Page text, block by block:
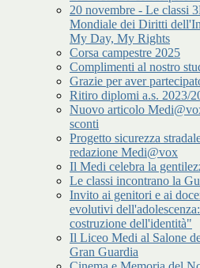
20 novembre - Le classi
Mondiale dei Diritti
My Day, My Rights
Corsa campestre 2025
Complimenti al nostro
Grazie per aver
Ritiro diplomi a.s. 2023/
Nuovo articolo
sconti
Progetto sicurezza
redazione Medi@vox
Il Medi celebra la
Le classi incontrano la
Invito ai genitori e ai
evolutivi
costruzione dell'identità"
Il Liceo Medi al Salone
Gran Guardia